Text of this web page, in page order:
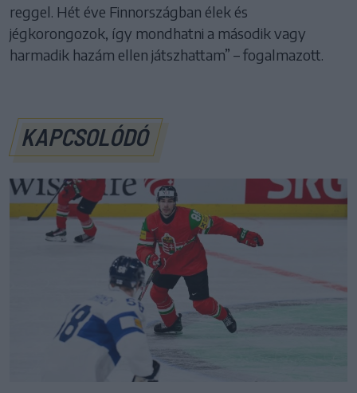
reggel. Hét éve Finnországban élek és
jégkorongozok, így mondhatni a második vagy
harmadik hazám ellen játszhattam” – fogalmazott.
KAPCSOLÓDÓ